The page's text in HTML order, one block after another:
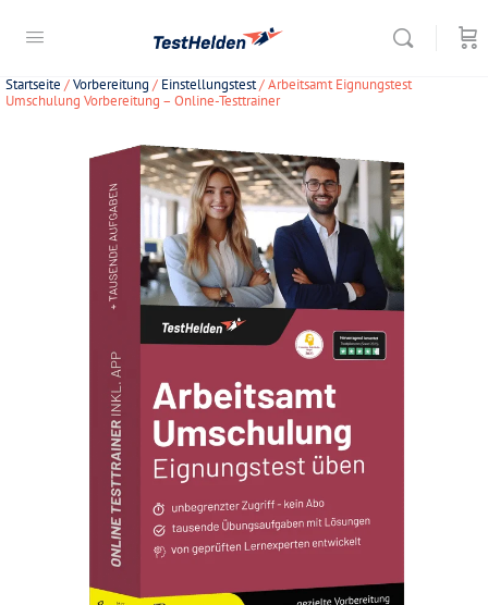
Startseite /Vorbereitung / Einstellungstest/ Arbeitsamt Eignungstest
Umschulung Vorbereitung – Online-Testtrainer